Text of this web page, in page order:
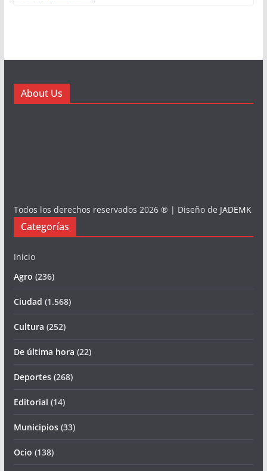
About Us
Todos los derechos reservados 2026 ® | Diseño de JADEMK
Categorías
Inicio
Agro (236)
Ciudad (1.568)
Cultura (252)
De última hora (22)
Deportes(268)
Editorial (14)
Municipios(33)
Ocio (138)